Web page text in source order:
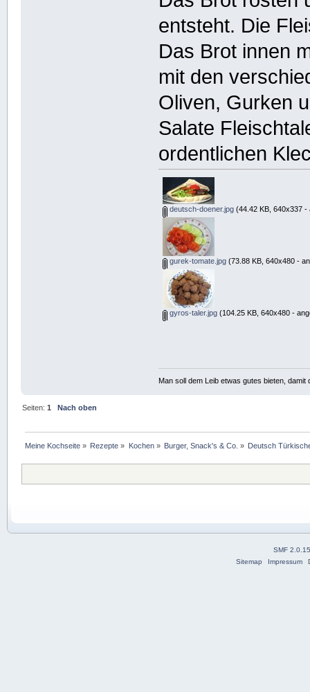
entsteht. Die
Das Brot innen
mit den
Oliven, Gurken
Salate
ordentlichen
deutsch-doener.jpg(44.42 KB, 640x337 -
gurek-tomate.jpg(73.88 KB, 640x480 -
gyros-taler.jpg(104.25 KB, 640x480 -
Man soll dem Leib etwas gutes bieten,
Seiten:1 Nach oben
Meine Kochseite » Rezepte » Kochen» Burger, Snack's & Co. » Deutsch
SMF
Sitemap
Impressum